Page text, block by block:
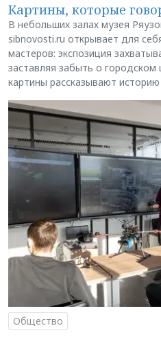
Картины, которые
В небольших залах музея
sibnovosti.ru открывает для
мастеров: экспозиция
заставляя забыть о
картины рассказывают
Общество